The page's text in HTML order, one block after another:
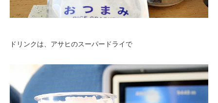
ドリンクは、アサヒのスーパードライで